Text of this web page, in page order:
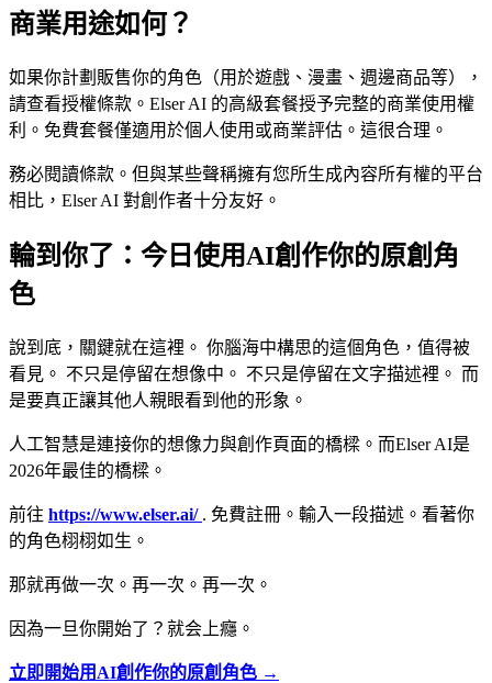
商業用途如何？
如果你計劃販售你的角色（用於遊戲、漫畫、週邊商品等），
請查看授權條款。Elser AI 的高級套餐授予完整的商業使用權
利。免費套餐僅適用於個人使用或商業評估。這很合理。
務必閱讀條款。但與某些聲稱擁有您所生成內容所有權的平台
相比，Elser AI 對創作者十分友好。
輪到你了：今日使用AI創作你的原創角
色
說到底，關鍵就在這裡。 你腦海中構思的這個角色，值得被
看見。 不只是停留在想像中。 不只是停留在文字描述裡。 而
是要真正讓其他人親眼看到他的形象。
人工智慧是連接你的想像力與創作頁面的橋樑。而Elser AI是
2026年最佳的橋樑。
前往 https://www.elser.ai/ . 免費註冊。輸入一段描述。看著你
的角色栩栩如生。
那就再做一次。再一次。再一次。
因為一旦你開始了？就会上癮。
立即開始用AI創作你的原創角色 →